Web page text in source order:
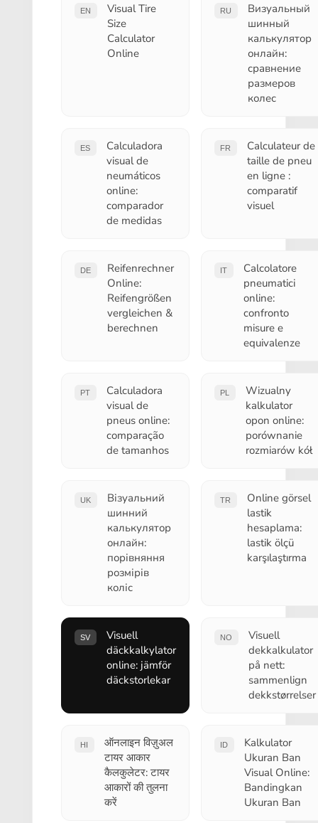
EN
Visual Tire
Size
Calculator
Online
RU
Визуальный
шинный
калькулятор
онлайн:
сравнение
размеров
колес
ES
Calculadora
visual de
neumáticos
online:
comparador
de medidas
FR
Calculateur de
taille de pneu
en ligne :
comparatif
visuel
DE
Reifenrechner
Online:
Reifengrößen
vergleichen &
berechnen
IT
Calcolatore
pneumatici
online:
confronto
misure e
equivalenze
PT
Calculadora
visual de
pneus online:
comparação
de tamanhos
PL
Wizualny
kalkulator
opon online:
porównanie
rozmiarów kół
UK
Візуальний
шинний
калькулятор
онлайн:
порівняння
розмірів
коліс
TR
Online görsel
lastik
hesaplama:
lastik ölçü
karşılaştırma
SV
Visuell
däckkalkylator
online: jämför
däckstorlekar
NO
Visuell
dekkalkulator
på nett:
sammenlign
dekkstørrelser
HI
ऑनलाइन विज़ुअल
टायर आकार
कैलकुलेटर: टायर
आकारों की तुलना
करें
ID
Kalkulator
Ukuran Ban
Visual Online:
Bandingkan
Ukuran Ban